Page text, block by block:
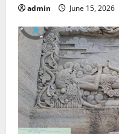
admin June 15, 2026